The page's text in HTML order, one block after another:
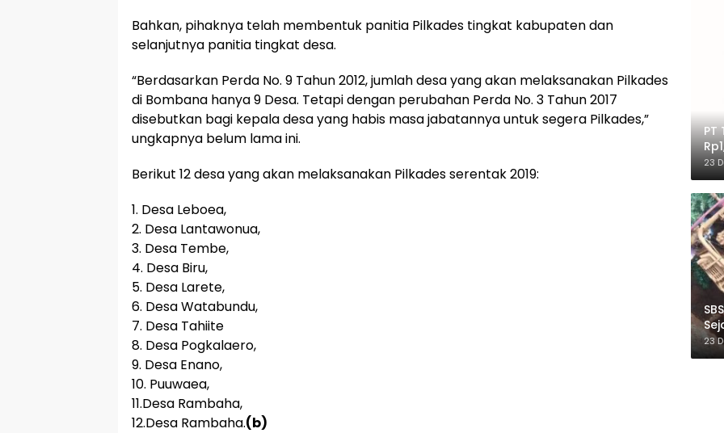
Bahkan, pihaknya telah membentuk panitia Pilkades tingkat kabupaten dan
selanjutnya panitia tingkat desa.
“Berdasarkan Perda No. 9 Tahun 2012, jumlah desa yang akan melaksanakan Pilkades
di Bombana hanya 9 Desa. Tetapi dengan perubahan Perda No. 3 Tahun 2017
disebutkan bagi kepala desa yang habis masa jabatannya untuk segera Pilkades,”
ungkapnya belum lama ini.
Berikut 12 desa yang akan melaksanakan Pilkades serentak 2019:
1. Desa Leboea,
2. Desa Lantawonua,
3. Desa Tembe,
4. Desa Biru,
5. Desa Larete,
6. Desa Watabundu,
7. Desa Tahiite
8. Desa Pogkalaero,
9. Desa Enano,
10. Puuwaea,
11.Desa Rambaha,
12.Desa Rambaha.(b)
PT
23
23